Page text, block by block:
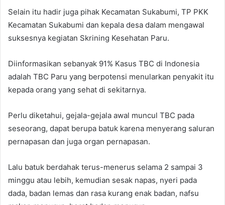
Selain itu hadir juga pihak Kecamatan Sukabumi, TP PKK
Kecamatan Sukabumi dan kepala desa dalam mengawal
suksesnya kegiatan Skrining Kesehatan Paru.
Diinformasikan sebanyak 91% Kasus TBC di Indonesia
adalah TBC Paru yang berpotensi menularkan penyakit itu
kepada orang yang sehat di sekitarnya.
Perlu diketahui, gejala-gejala awal muncul TBC pada
seseorang, dapat berupa batuk karena menyerang saluran
pernapasan dan juga organ pernapasan.
Lalu batuk berdahak terus-menerus selama 2 sampai 3
minggu atau lebih, kemudian sesak napas, nyeri pada
dada, badan lemas dan rasa kurang enak badan, nafsu